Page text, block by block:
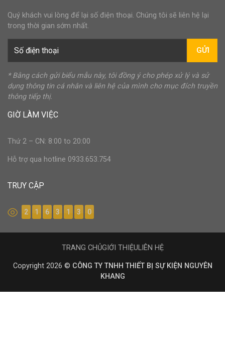
Quý khách vui lòng để lại số điện thoại. Chúng tôi sẽ liên hệ lại
trong thời gian sớm nhất.
GỬI
* Bằng cách gửi biểu mẫu này, tôi đồng ý cho phép xử lý và sử
dụng thông tin cá nhân và liên hệ của mình cho mục đích truyền
thông tiếp thị.
GIỜ LÀM VIỆC
Thứ 2 – CN: 8:00 to 20:00
Hỗ trợ qua hotline 0933.653.754
TRUY CẬP
2 1 6 3 1 3 0
Copyright 2026 © CÔNG TY TNHH THIẾT BỊ SỰ KIỆN NGUYÊN
KHANG
TRANG CHỦGIỚI THIỆULIÊN HỆ